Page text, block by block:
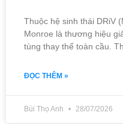
Thuộc hệ sinh thái DRiV
Monroe là thương hiệu
tùng thay thế toàn cầu.
ĐỌC THÊM »
Bùi Thọ Anh 28/07/2026